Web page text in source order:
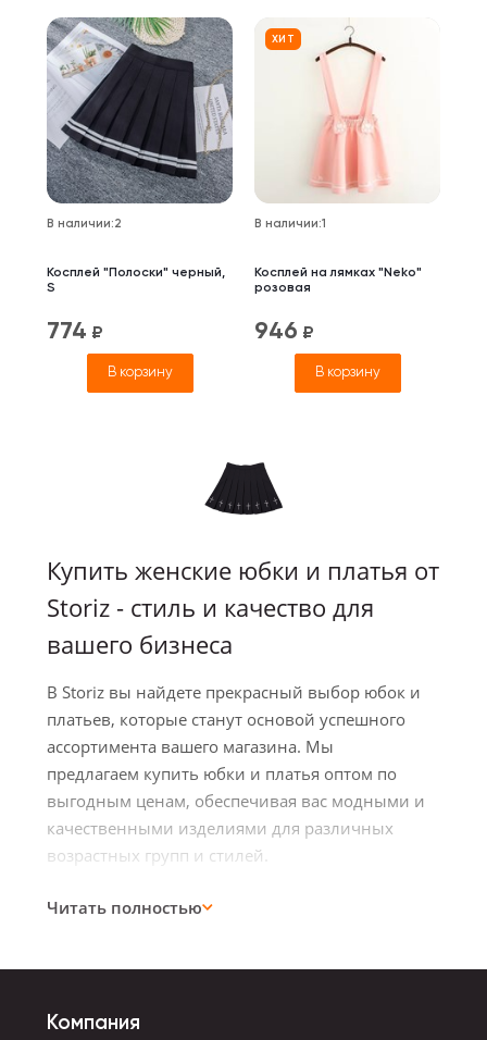
В наличии:2
Косплей "Полоски" черный,
S
774 ₽
В корзину
ХИТ
В наличии:1
Косплей на лямках "Neko"
розовая
946 ₽
В корзину
Купить женские юбки и платья от
Storiz - стиль и качество для
вашего бизнеса
В Storiz вы найдете прекрасный выбор юбок и
платьев, которые станут основой успешного
ассортимента вашего магазина. Мы
предлагаем купить юбки и платья оптом по
выгодным ценам, обеспечивая вас модными и
качественными изделиями для различных
возрастных групп и стилей.
Разнообразие моделей и
ассортимент юбок различных стилей - от
Читать полностью
Компания